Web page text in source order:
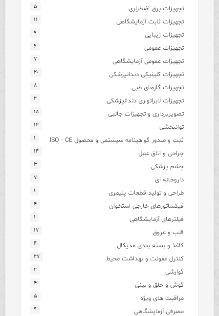
تجهیزات برق اضطراری ۵
تجهیزات ثابت آزمایشگاهی ۱۱
تجهیزات زیبایی ۹
تجهیزات عمومی ۶
تجهیزات عمومی آزمایشگاهی ۷
تجهیزات کلینیکی دندانپزشکی ۲۰
تجهیزات گازهای طبی ۸
تجهیزات لابراتواری دندانپزشکی ۲
تصویربرداری و تجهیزات جانبی ۱۸
توانبخشی ۱۲
ثبت و صدور گواهینامه سیستمی و محصول ISO - CE ۱
جراحی و اتاق عمل ۱۴
چشم پزشکی ۳
داروخانه ای ۷
طراحی و تولید قطعات پلیمری ۱
فیکساتورهای خارجی استخوان ۴
فیلترهای آزمایشگاهی ۱
قلب و عروق ۱۷
کاغذ و بسته بندی مدیکال ۴
کنترل عفونت و بهداشت محیط ۲۷
گوارشی ۲
گوش و حلق و بینی ۴
مراقبت های ویژه ۵
مصرفی آزمایشگاهی ۹